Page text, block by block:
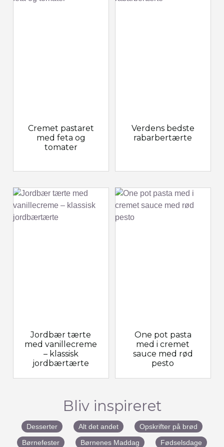
Cremet pastaret
med feta og
tomater
Jordbær tærte
med vanillecreme
– klassisk
jordbærtærte
Verdens bedste
rabarbertærte
One pot pasta
med i cremet
sauce med rød
pesto
Bliv inspireret
Desserter Alt det andet
Opskrifter på brød
Børnefester
Børnenes Maddag Fødselsdage